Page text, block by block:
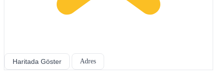
Haritada Göster Adres